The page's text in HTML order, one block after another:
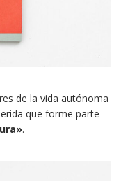
de la vida autónoma
que forme parte
.